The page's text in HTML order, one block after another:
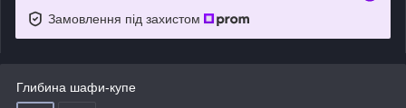
Замовлення під захистом
Глибина шафи-купе